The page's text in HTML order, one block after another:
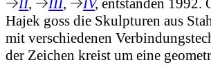
II, III, IV, entstanden 1992.
Hajek goss die Skulpturen aus
mit verschiedenen
der Zeichen kreist um eine